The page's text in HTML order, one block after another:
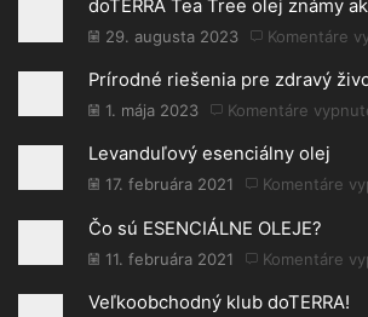
doTERRA Tea Tree olej známy
29. augusta 2023 Komentáre
Prírodné riešenia pre zdravý
1. mája 2023 Komentáre
Levanduľový esenciálny olej
17. februára 2021 Komentáre
Čo sú ESENCIÁLNE OLEJE?
11. februára 2021 Komentáre
Veľkoobchodný klub doTERRA!